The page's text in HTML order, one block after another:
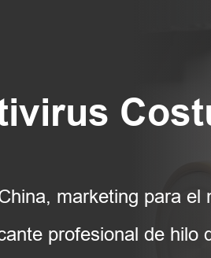
marketing para el
profesional de hilo